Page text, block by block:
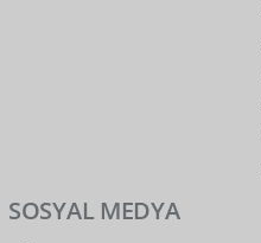
SOSYAL MEDYA